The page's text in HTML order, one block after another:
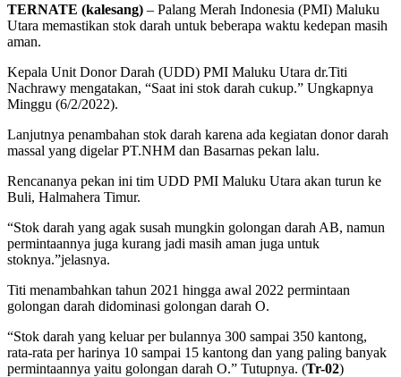
TERNATE (kalesang) – Palang Merah Indonesia (PMI) Maluku
Utara memastikan stok darah untuk beberapa waktu kedepan masih
aman.
Kepala Unit Donor Darah (UDD) PMI Maluku Utara dr.Titi
Nachrawy mengatakan, “Saat ini stok darah cukup.” Ungkapnya
Minggu (6/2/2022).
Lanjutnya penambahan stok darah karena ada kegiatan donor darah
massal yang digelar PT.NHM dan Basarnas pekan lalu.
Rencananya pekan ini tim UDD PMI Maluku Utara akan turun ke
Buli, Halmahera Timur.
“Stok darah yang agak susah mungkin golongan darah AB, namun
permintaannya juga kurang jadi masih aman juga untuk
stoknya.”jelasnya.
Titi menambahkan tahun 2021 hingga awal 2022 permintaan
golongan darah didominasi golongan darah O.
“Stok darah yang keluar per bulannya 300 sampai 350 kantong,
rata-rata per harinya 10 sampai 15 kantong dan yang paling banyak
permintaannya yaitu golongan darah O.” Tutupnya. (Tr-02)